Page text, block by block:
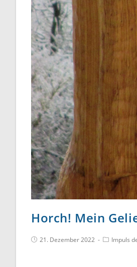
Horch! Mein
21. Dezember 2022 Impuls